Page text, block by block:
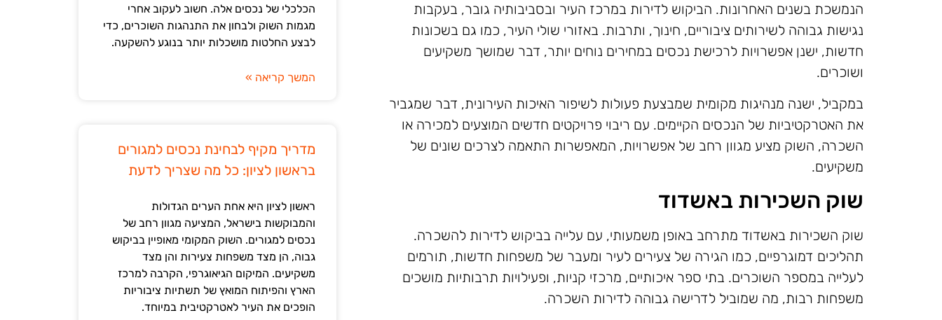
הכלכלי של נכסים אלה. חשוב לעקוב אחרי
מגמות השוק ולבחון את התנהגות השוכרים, כדי
לבצע החלטות מושכלות יותר בנוגע להשקעה.
המשך קריאה »
מדריך מקיף לבחינת נכסים למגורים
בראשון לציון: כל מה שצריך לדעת
ראשון לציון היא אחת הערים הגדולות
והמבוקשות בישראל, המציעה מגוון רחב של
נכסים למגורים. השוק המקומי מאופיין בביקוש
גבוה, הן מצד משפחות צעירות והן מצד
משקיעים. המיקום הגיאוגרפי, הקרבה למרכז
הארץ והפיתוח המואץ של תשתיות ציבוריות
הופכים את העיר לאטרקטיבית במיוחד.
הנמשכת בשנים האחרונות. הביקוש לדירות במרכז העיר ובסביבותיה גובר, בעקבות
נגישות גבוהה לשירותים ציבוריים, חינוך, ותרבות. באזורי שולי העיר, כמו גם בשכונות
חדשות, ישנן אפשרויות לרכישת נכסים במחירים נוחים יותר, דבר שמושך משקיעים
ושוכרים.
במקביל, ישנה מנהיגות מקומית שמבצעת פעולות לשיפור האיכות העירונית, דבר שמגביר
את האטרקטיביות של הנכסים הקיימים. עם ריבוי פרויקטים חדשים המוצעים למכירה או
השכרה, השוק מציע מגוון רחב של אפשרויות, המאפשרות התאמה לצרכים שונים של
משקיעים.
שוק השכירות באשדוד
שוק השכירות באשדוד מתרחב באופן משמעותי, עם עלייה בביקוש לדירות להשכרה.
תהליכים דמוגרפיים, כמו הגירה של צעירים לעיר ומעבר של משפחות חדשות, תורמים
לעלייה במספר השוכרים. בתי ספר איכותיים, מרכזי קניות, ופעילויות תרבותיות מושכים
משפחות רבות, מה שמוביל לדרישה גבוהה לדירות השכרה.